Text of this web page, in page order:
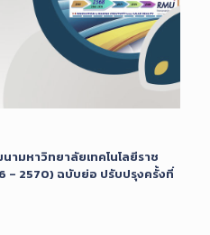
ามหาวิทยาลัยเทคโนโลยีราช
– 2570) ฉบับย่อ ปรับปรุงครั้งที่